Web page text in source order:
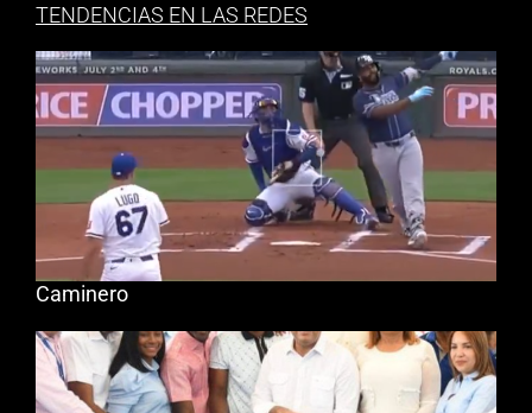
TENDENCIAS EN LAS REDES
Caminero